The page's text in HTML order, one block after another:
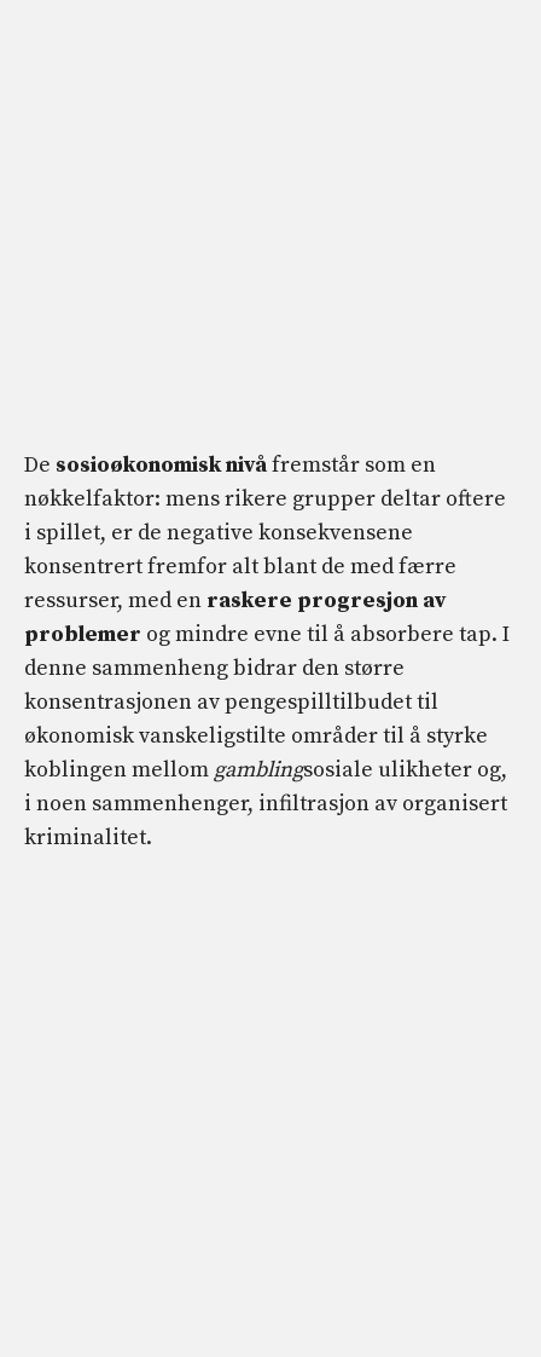
De sosioøkonomisk nivåfremstår som en
nøkkelfaktor: mens rikere grupper deltar oftere
i spillet, er de negative konsekvensene
konsentrert fremfor alt blant de med færre
ressurser, med en raskere progresjon av
problemer og mindre evne til å absorbere tap. I
denne sammenheng bidrar den større
konsentrasjonen av pengespilltilbudet til
økonomisk vanskeligstilte områder til å styrke
koblingen mellom gamblingsosiale ulikheter og,
i noen sammenhenger, infiltrasjon av organisert
kriminalitet.